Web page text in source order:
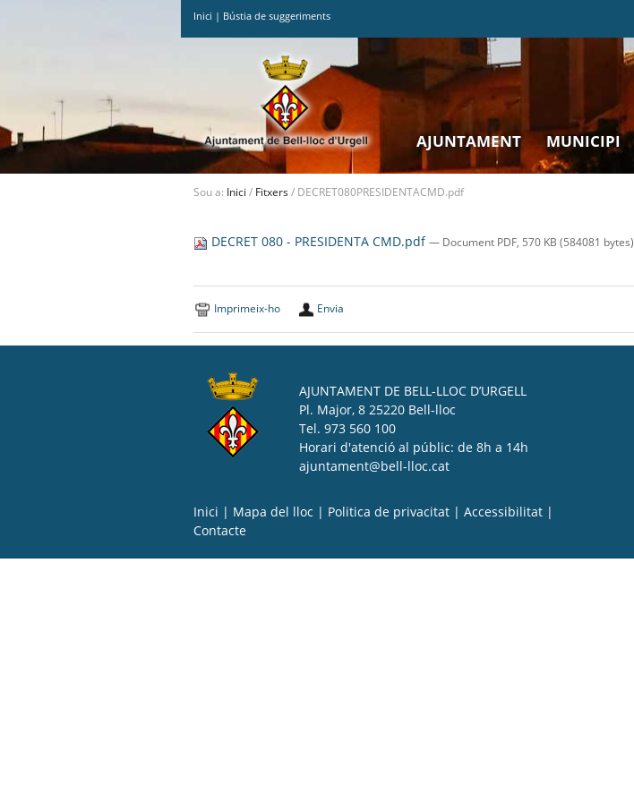
Inici | Bústia de suggeriments
AJUNTAMENT MUNICIPI
Sou a: Inici / Fitxers/ DECRET080PRESIDENTACMD.pdf
DECRET 080 - PRESIDENTA CMD.pdf— Document PDF, 570 KB (584081 bytes)
Imprimeix-ho Envia
AJUNTAMENT DE BELL-LLOC D’URGELL
Pl. Major, 8 25220 Bell-lloc
Tel. 973 560 100
Horari d'atenció al públic: de 8h a 14h
ajuntament@bell-lloc.cat
Inici | Mapa del lloc | Politica de privacitat | Accessibilitat |
Contacte